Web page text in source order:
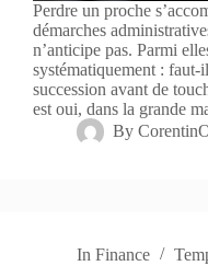
Perdre un proche
démarches
n’anticipe pas. Parmi
systématiquement : faut-
succession avant de
est oui, dans la grande
By
In Finance